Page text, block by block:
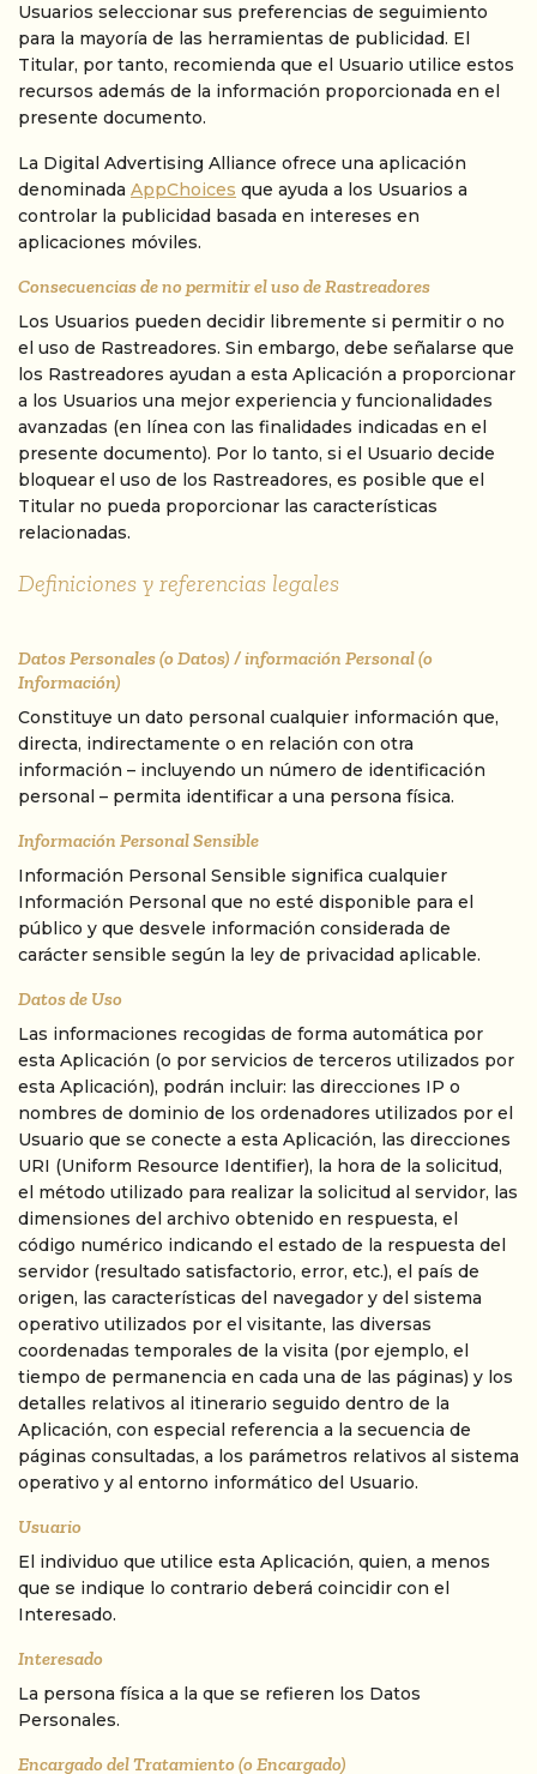
Usuarios seleccionar sus preferencias de seguimiento
para la mayoría de las herramientas de publicidad. El
Titular, por tanto, recomienda que el Usuario utilice estos
recursos además de la información proporcionada en el
presente documento.
La Digital Advertising Alliance ofrece una aplicación
denominada AppChoices que ayuda a los Usuarios a
controlar la publicidad basada en intereses en
aplicaciones móviles.
Consecuencias de no permitir el uso de Rastreadores
Los Usuarios pueden decidir libremente si permitir o no
el uso de Rastreadores. Sin embargo, debe señalarse que
los Rastreadores ayudan a esta Aplicación a proporcionar
a los Usuarios una mejor experiencia y funcionalidades
avanzadas (en línea con las finalidades indicadas en el
presente documento). Por lo tanto, si el Usuario decide
bloquear el uso de los Rastreadores, es posible que el
Titular no pueda proporcionar las características
relacionadas.
Definiciones y referencias legales
Datos Personales (o Datos) / información Personal (o
Información)
Constituye un dato personal cualquier información que,
directa, indirectamente o en relación con otra
información – incluyendo un número de identificación
personal – permita identificar a una persona física.
Información Personal Sensible
Información Personal Sensible significa cualquier
Información Personal que no esté disponible para el
público y que desvele información considerada de
carácter sensible según la ley de privacidad aplicable.
Datos de Uso
Las informaciones recogidas de forma automática por
esta Aplicación (o por servicios de terceros utilizados por
esta Aplicación), podrán incluir: las direcciones IP o
nombres de dominio de los ordenadores utilizados por el
Usuario que se conecte a esta Aplicación, las direcciones
URI (Uniform Resource Identifier), la hora de la solicitud,
el método utilizado para realizar la solicitud al servidor, las
dimensiones del archivo obtenido en respuesta, el
código numérico indicando el estado de la respuesta del
servidor (resultado satisfactorio, error, etc.), el país de
origen, las características del navegador y del sistema
operativo utilizados por el visitante, las diversas
coordenadas temporales de la visita (por ejemplo, el
tiempo de permanencia en cada una de las páginas) y los
detalles relativos al itinerario seguido dentro de la
Aplicación, con especial referencia a la secuencia de
páginas consultadas, a los parámetros relativos al sistema
operativo y al entorno informático del Usuario.
Usuario
El individuo que utilice esta Aplicación, quien, a menos
que se indique lo contrario deberá coincidir con el
Interesado.
Interesado
La persona física a la que se refieren los Datos
Personales.
Encargado del Tratamiento (o Encargado)